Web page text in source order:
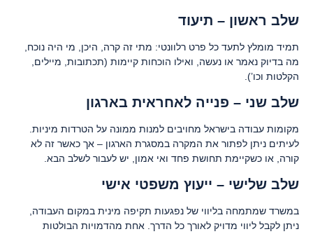
שלב ראשון – תיעוד
תמיד מומלץ לתעד כל פרט רלוונטי: מתי זה קרה, היכן, מי היה נוכח,
מה בדיוק נאמר או נעשה, ואילו הוכחות קיימות (תכתובות, מיילים,
הקלטות וכו’).
שלב שני – פנייה לאחראית בארגון
מקומות עבודה בישראל מחויבים למנות ממונה על הטרדות מיניות.
לעיתים ניתן לפתור את המקרה במסגרת הארגון – אך כאשר זה לא
קורה, או כשקיימת תחושת פחד ואי אמון, יש לעבור לשלב הבא.
שלב שלישי – ייעוץ משפטי אישי
במשרד שמתמחה בליווי של נפגעות תקיפה מינית במקום העבודה,
ניתן לקבל ליווי מדויק לאורך כל הדרך. אחת מהדמויות הבולטות